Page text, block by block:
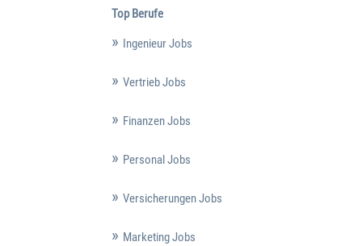
Top Berufe
Ingenieur Jobs
Vertrieb Jobs
Finanzen Jobs
Personal Jobs
Versicherungen Jobs
Marketing Jobs